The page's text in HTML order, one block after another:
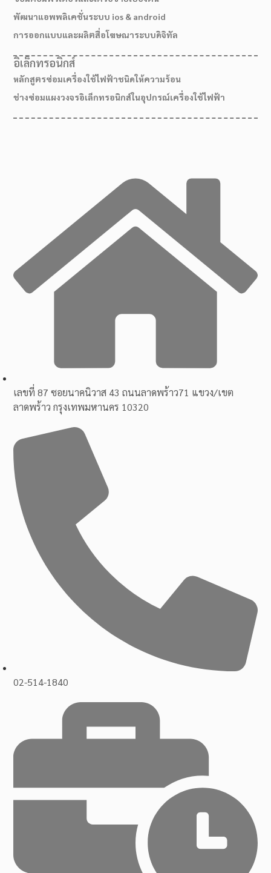
เลขที่ 87 ซอยนาคนิวาส 43 ถนนลาดพร้าว71 แขวง/เขต
ลาดพร้าว กรุงเทพมหานคร 10320
02-514-1840
พัฒนาแอพพลิเคชั่นระบบ ios & android
การออกแบบและผลิตสื่อโฆษณาระบบดิจิทัล
อิเล็กทรอนิกส์
หลักสูตรซ่อมเครื่องใช้ไฟฟ้าชนิดให้ความร้อน
ช่างซ่อมแผงวงจรอิเล็กทรอนิกส์ในอุปกรณ์เครื่องใช้ไฟฟ้า